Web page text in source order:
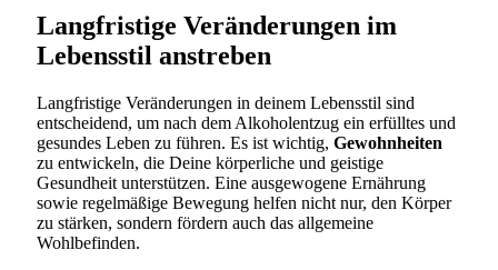
Langfristige Veränderungen im
Lebensstil anstreben
Langfristige Veränderungen in deinem Lebensstil sind
entscheidend, um nach dem Alkoholentzug ein erfülltes und
gesundes Leben zu führen. Es ist wichtig, Gewohnheiten
zu entwickeln, die Deine körperliche und geistige
Gesundheit unterstützen. Eine ausgewogene Ernährung
sowie regelmäßige Bewegung helfen nicht nur, den Körper
zu stärken, sondern fördern auch das allgemeine
Wohlbefinden.